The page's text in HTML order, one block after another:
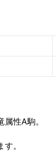
性A駒。
。